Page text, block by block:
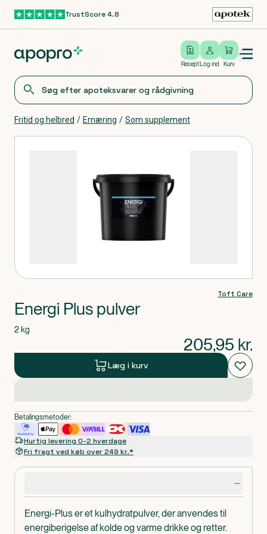
Gå til hovedindholdTrustScore 4.8
Recept
Log ind
Log ind Kurv
Open/close menu
Fritid og helbred / Ernæring / Som supplement
Energi-Plus er et kulhydratpulver, der anvendes til
energiberigelse af kolde og varme drikke og retter.
Toft Care
Energi Plus pulver
2 kg
205,95 kr.
Læg i kurv
Betalingsmetoder:
Hurtig levering 0-2 hverdage
Fri fragt ved køb over 249 kr.*